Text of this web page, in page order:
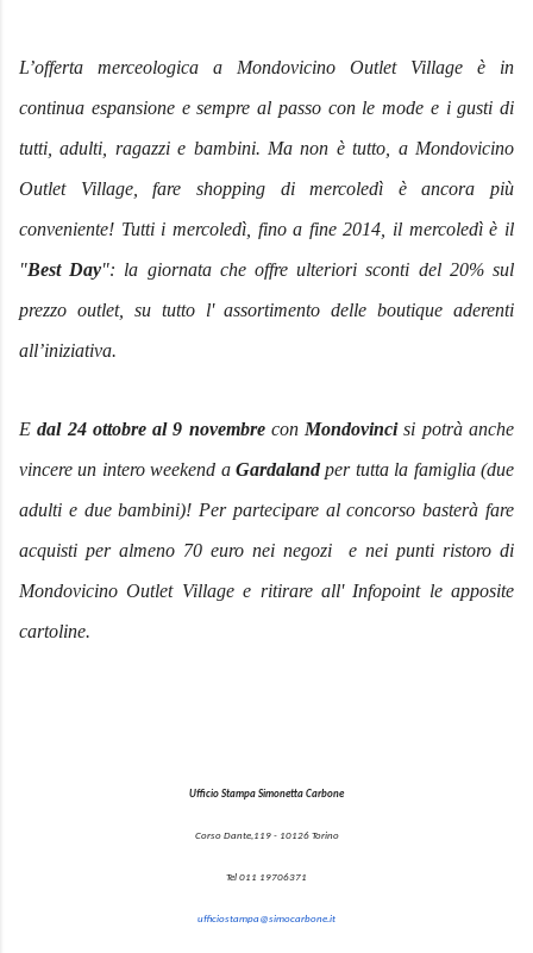
L’offerta merceologica a Mondovicino Outlet Village è in
continua espansione e sempre al passo con le mode e i gusti di
tutti, adulti, ragazzi e bambini. Ma non è tutto, a Mondovicino
Outlet Village, fare shopping di mercoledì è ancora più
conveniente! Tutti i mercoledì, fino a fine 2014, il mercoledì è il
"Best Day": la giornata che offre ulteriori sconti del 20% sul
prezzo outlet, su tutto l' assortimento delle boutique aderenti
all’iniziativa.
Edal 24 ottobre al 9 novembrecon Mondovincisi potrà anche
vincere un intero weekend a Gardalandper tutta la famiglia (due
adulti e due bambini)! Per partecipare al concorso basterà fare
acquisti per almeno 70 euro nei negozi e nei punti ristoro di
Mondovicino Outlet Village e ritirare all' Infopoint le apposite
cartoline.
Ufficio Stampa Simonetta Carbone
Corso Dante,119 - 10126 Torino
Tel 011 19706371
ufficiostampa@simocarbone.it